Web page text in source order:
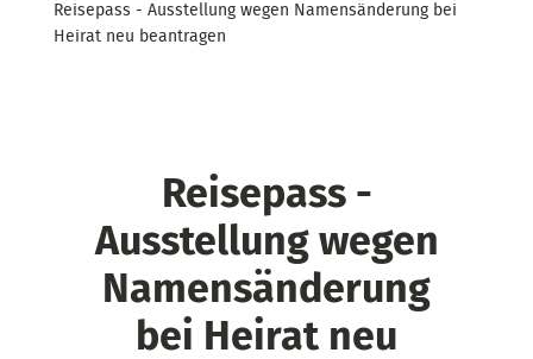
Reisepass - Ausstellung wegen Namensänderung bei
Heirat neu beantragen
Reisepass -
Ausstellung wegen
Namensänderung
bei Heirat neu